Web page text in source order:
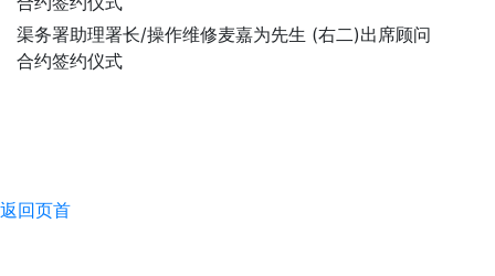
渠务署助理署长/操作维修麦嘉为先生 (右二)出席顾问
合约签约仪式
返回页首